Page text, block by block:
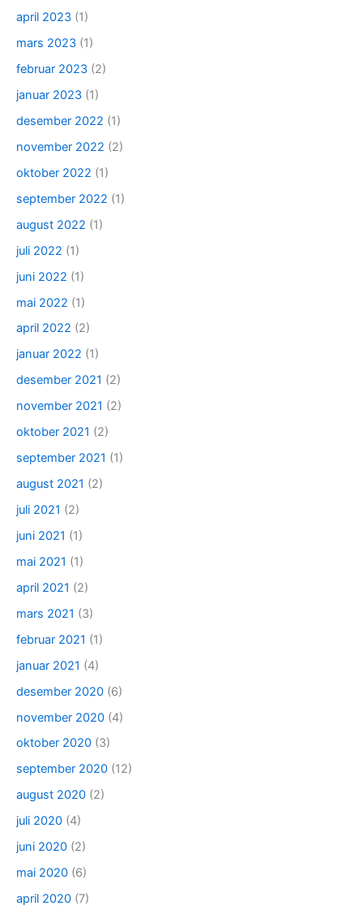
april 2023 (1)
mars 2023 (1)
februar 2023 (2)
januar 2023 (1)
desember 2022 (1)
november 2022 (2)
oktober 2022 (1)
september 2022 (1)
august 2022 (1)
juli 2022 (1)
juni 2022 (1)
mai 2022 (1)
april 2022 (2)
januar 2022 (1)
desember 2021 (2)
november 2021 (2)
oktober 2021 (2)
september 2021 (1)
august 2021 (2)
juli 2021 (2)
juni 2021 (1)
mai 2021 (1)
april 2021 (2)
mars 2021 (3)
februar 2021 (1)
januar 2021 (4)
desember 2020 (6)
november 2020 (4)
oktober 2020 (3)
september 2020 (12)
august 2020 (2)
juli 2020 (4)
juni 2020 (2)
mai 2020 (6)
april 2020 (7)